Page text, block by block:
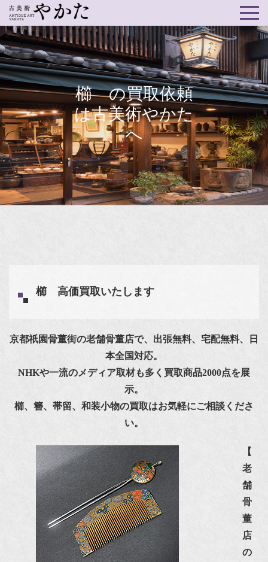
櫛 の買取依頼
は古美術やかた
へ
櫛 高価買取いたします
京都祇園骨董街の老舗骨董店で、出張無料、宅配無料、日
本全国対応。
NHKや一流のメディア取材も多く買取商品2000点を展
示。
櫛、簪、帯留、和装小物の買取はお気軽にご相談くださ
い。
【
老
舗
骨
董
店
の